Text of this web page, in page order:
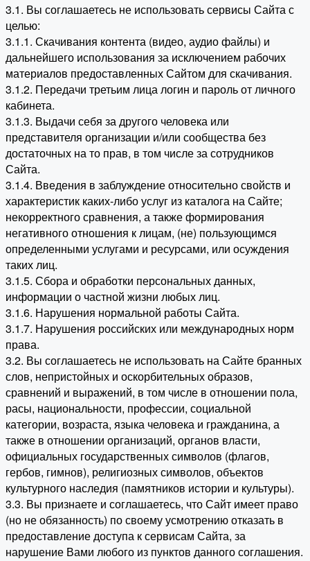
3.1. Вы соглашаетесь не использовать сервисы Сайта с
целью:
3.1.1. Скачивания контента (видео, аудио файлы) и
дальнейшего использования за исключением рабочих
материалов предоставленных Сайтом для скачивания.
3.1.2. Передачи третьим лица логин и пароль от личного
кабинета.
3.1.3. Выдачи себя за другого человека или
представителя организации и/или сообщества без
достаточных на то прав, в том числе за сотрудников
Сайта.
3.1.4. Введения в заблуждение относительно свойств и
характеристик каких-либо услуг из каталога на Сайте;
некорректного сравнения, а также формирования
негативного отношения к лицам, (не) пользующимся
определенными услугами и ресурсами, или осуждения
таких лиц.
3.1.5. Сбора и обработки персональных данных,
информации о частной жизни любых лиц.
3.1.6. Нарушения нормальной работы Сайта.
3.1.7. Нарушения российских или международных норм
права.
3.2. Вы соглашаетесь не использовать на Сайте бранных
слов, непристойных и оскорбительных образов,
сравнений и выражений, в том числе в отношении пола,
расы, национальности, профессии, социальной
категории, возраста, языка человека и гражданина, а
также в отношении организаций, органов власти,
официальных государственных символов (флагов,
гербов, гимнов), религиозных символов, объектов
культурного наследия (памятников истории и культуры).
3.3. Вы признаете и соглашаетесь, что Сайт имеет право
(но не обязанность) по своему усмотрению отказать в
предоставление доступа к сервисам Сайта, за
нарушение Вами любого из пунктов данного соглашения.